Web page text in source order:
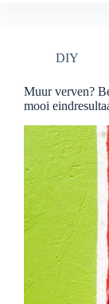
DIY
Muur verven?
mooi